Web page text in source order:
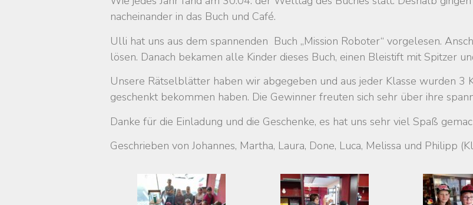
nacheinander in das Buch und Café.
Ulli hat uns aus dem spannenden Buch „Mission Roboter“ vorgelesen.
lösen. Danach bekamen alle Kinder dieses Buch, einen Bleistift mit Spitzer
Unsere Rätselblätter haben wir abgegeben und aus jeder Klasse wurden 3
geschenkt bekommen haben. Die Gewinner freuten sich sehr über ihre
Danke für die Einladung und die Geschenke, es hat uns sehr viel Spaß
Geschrieben von Johannes, Martha, Laura, Done, Luca, Melissa und Philipp